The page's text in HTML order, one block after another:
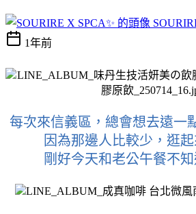
1年前
每次來信義區，總會想去遠一
因為那邊人比較少，逛
剛好今天和老公午餐不